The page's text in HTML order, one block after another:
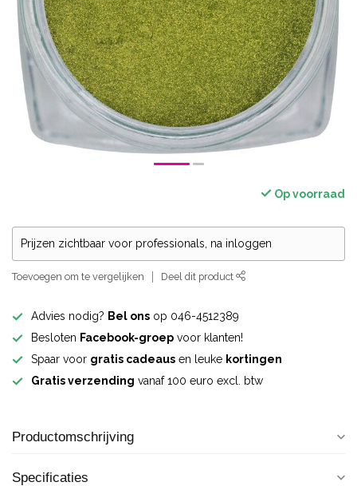
Op voorraad
Prijzen zichtbaar voor professionals, na inloggen
Toevoegen om te vergelijken Deel dit product
Advies nodig? Bel ons op 046-4512389
Besloten Facebook-groep voor klanten!
Spaar voor gratis cadeaus en leuke kortingen
Gratis verzending vanaf 100 euro excl. btw
Productomschrijving
Specificaties